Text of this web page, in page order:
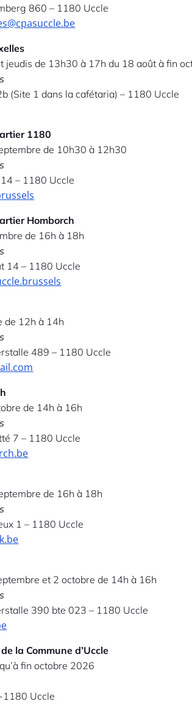
860 – 1180 Uccle
jeudis de 13h30 à 17h du 18 août à fin
(Site 1 dans la cafétaria) – 1180 Uccle
1180
de 10h30 à 12h30
– 1180 Uccle
Homborch
de 16h à 18h
14 – 1180 Uccle
de 12h à 14h
489 – 1180 Uccle
de 14h à 16h
7 – 1180 Uccle
de 16h à 18h
1 – 1180 Uccle
et 2 octobre de 14h à 16h
390 bte 023 – 1180 Uccle
la Commune d’Uccle
fin octobre 2026
1180 Uccle